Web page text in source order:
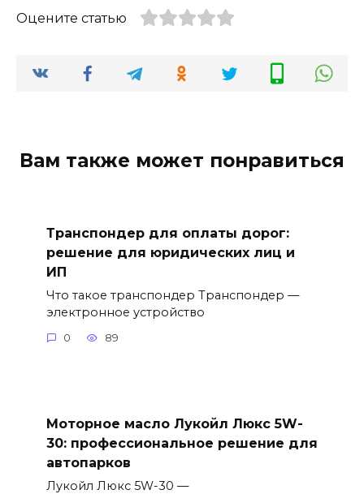
Оцените статью
Вам также может понравиться
Транспондер для оплаты дорог:
решение для юридических лиц и
ИП
Что такое транспондер Транспондер —
электронное устройство
0 89
Моторное масло Лукойл Люкс 5W-
30: профессиональное решение для
автопарков
Лукойл Люкс 5W-30 —